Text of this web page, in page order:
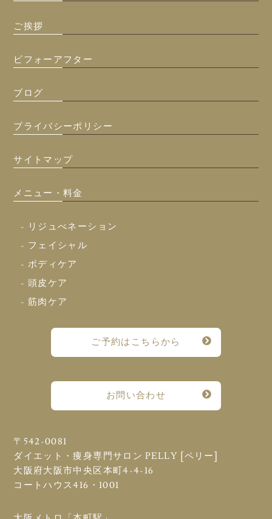
ご挨拶
ビフォーアフター
ブログ
プライバシーポリシー
サイトマップ
メニュー・料金
- リジュべネーション
- フェイシャル
- ボディケア
- 頭皮ケア
- 筋肉ケア
ご予約はこちらから
お問い合わせ
〒542-0081
ダイエット・痩身専門サロン PELLY [ペリー]
大阪府大阪市中央区本町4-4-16
コートハウス416・1001